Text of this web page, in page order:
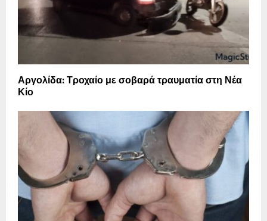
Αργολίδα: Τροχαίο με σοβαρά τραυματία στη Νέα
Κίο